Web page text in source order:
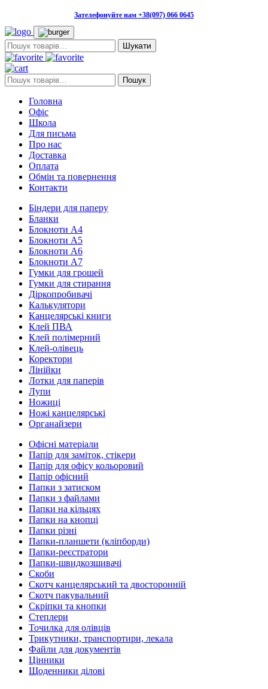
Зателефонуйте нам +38(097) 066 0645
Пошук:
Пошук: Пошук
Головна
Офіс
Школа
Для письма
Про нас
Доставка
Оплата
Обмін та повернення
Контакти
Біндери для паперу
Бланки
Блокноти А4
Блокноти А5
Блокноти А6
Блокноти А7
Гумки для грошей
Гумки для стирання
Діркопробивачі
Калькулятори
Канцелярські книги
Клей ПВА
Клей полімерний
Клей-олівець
Коректори
Лінійки
Лотки для паперів
Лупи
Ножиці
Ножі канцелярські
Органайзери
Офісні матеріали
Папір для заміток, стікери
Папір для офісу кольоровий
Папір офісний
Папки з затиском
Папки з файлами
Папки на кільцях
Папки на кнопці
Папки різні
Папки-планшети (кліпборди)
Папки-реєстратори
Папки-швидкозшивачі
Скоби
Скотч канцелярський та двосторонній
Скотч пакувальний
Скріпки та кнопки
Степлери
Точилка для олівців
Трикутники, транспортири, лекала
Файли для документів
Цінники
Щоденники ділові